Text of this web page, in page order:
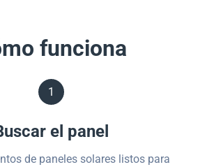
funciona
1
el panel
de paneles solares listos para